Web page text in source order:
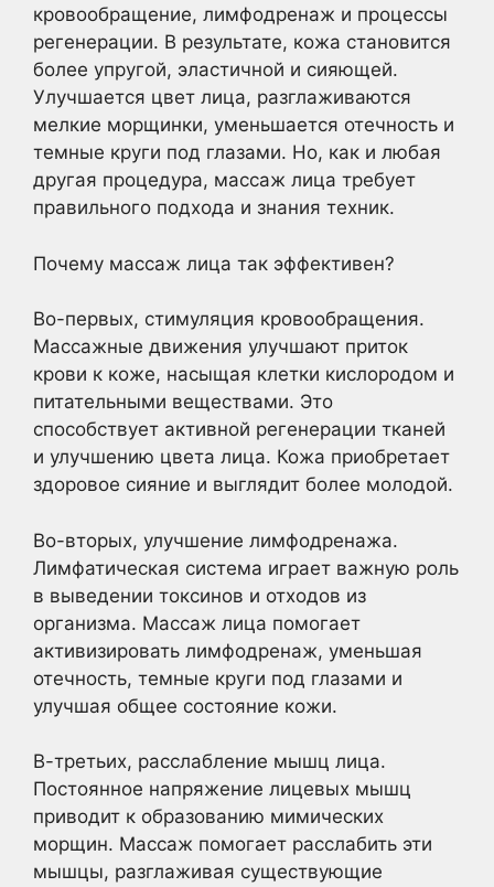
кровообращение, лимфодренаж и процессы
регенерации. В результате, кожа становится
более упругой, эластичной и сияющей.
Улучшается цвет лица, разглаживаются
мелкие морщинки, уменьшается отечность и
темные круги под глазами. Но, как и любая
другая процедура, массаж лица требует
правильного подхода и знания техник.
Почему массаж лица так эффективен?
Во-первых, стимуляция кровообращения.
Массажные движения улучшают приток
крови к коже, насыщая клетки кислородом и
питательными веществами. Это
способствует активной регенерации тканей
и улучшению цвета лица. Кожа приобретает
здоровое сияние и выглядит более молодой.
Во-вторых, улучшение лимфодренажа.
Лимфатическая система играет важную роль
в выведении токсинов и отходов из
организма. Массаж лица помогает
активизировать лимфодренаж, уменьшая
отечность, темные круги под глазами и
улучшая общее состояние кожи.
В-третьих, расслабление мышц лица.
Постоянное напряжение лицевых мышц
приводит к образованию мимических
морщин. Массаж помогает расслабить эти
мышцы, разглаживая существующие